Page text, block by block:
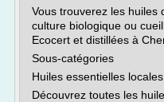
Vous trouverez les huiles
culture biologique ou
Ecocert et distillées à
Sous-catégories
Huiles essentielles locales
Découvrez toutes les